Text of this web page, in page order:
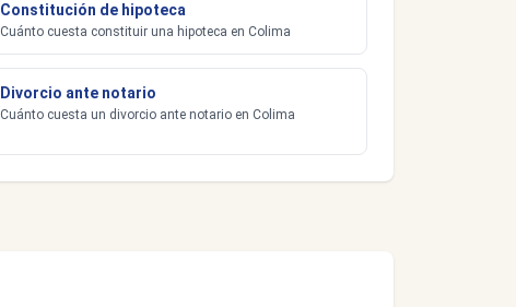
Constitución de hipoteca
Cuánto cuesta constituir una hipoteca en Colima
Divorcio ante notario
Cuánto cuesta un divorcio ante notario en Colima